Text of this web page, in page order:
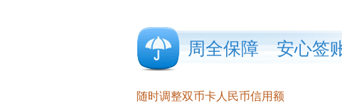
周全保障 安心签
随时调整双币卡人民币信用额